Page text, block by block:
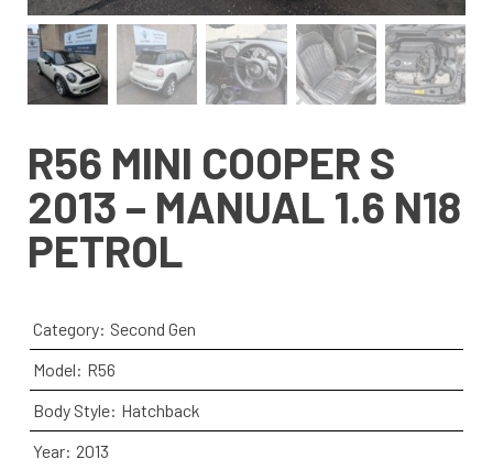
R56 MINI COOPER S
2013 – MANUAL 1.6 N18
PETROL
Category: Second Gen
Model: R56
Body Style: Hatchback
Year: 2013